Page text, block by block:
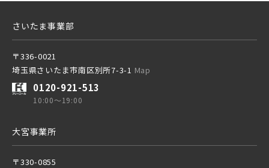
さいたま事業部
〒336-0021
埼玉県さいたま市南区別所7-3-1 Map
0120-921-513
10:00～19:00
大宮事業所
〒330-0855